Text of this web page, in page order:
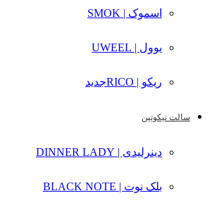
اسموک | SMOK
یوول | UWEEL
ریکو | RICO جدید
سالت نیکوتین
دینرلیدی | DINNER LADY
بلک نوت | BLACK NOTE